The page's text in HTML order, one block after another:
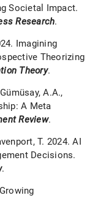
Societal Impact.
Research.
Imagining
Theorizing
Theory.
A.A.,
A Meta
Review.
T. 2024. AI
Decisions.
.